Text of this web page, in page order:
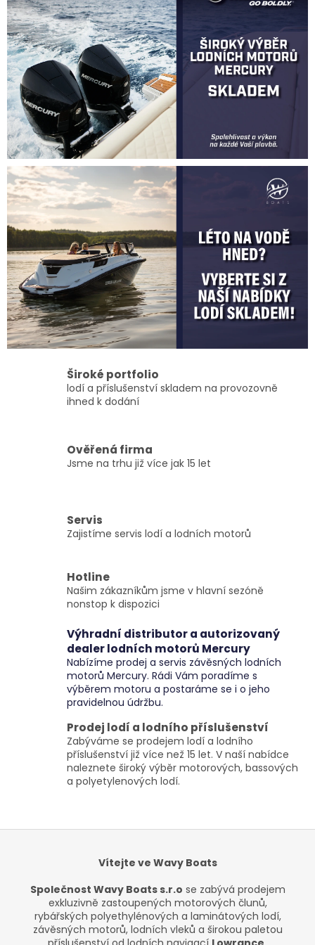
Široké portfolio
lodí a příslušenství skladem na provozovně
ihned k dodání
Ověřená firma
Jsme na trhu již více jak 15 let
Servis
Zajistíme servis lodí a lodních motorů
Hotline
Našim zákazníkům jsme v hlavní sezóně
nonstop k dispozici
Výhradní distributor a autorizovaný
dealer lodních motorů Mercury
Nabízíme prodej a servis závěsných lodních
motorů Mercury. Rádi Vám poradíme s
výběrem motoru a postaráme se i o jeho
pravidelnou údržbu.
Prodej lodí a lodního příslušenství
Zabýváme se prodejem lodí a lodního
příslušenství již více než 15 let. V naší nabídce
naleznete široký výběr motorových, bassových
a polyetylenových lodí.
Vítejte ve Wavy Boats
Společnost Wavy Boats s.r.o se zabývá prodejem
exkluzivně zastoupených motorových člunů,
rybářských polyethylénových a laminátových lodí,
závěsných motorů, lodních vleků a širokou paletou